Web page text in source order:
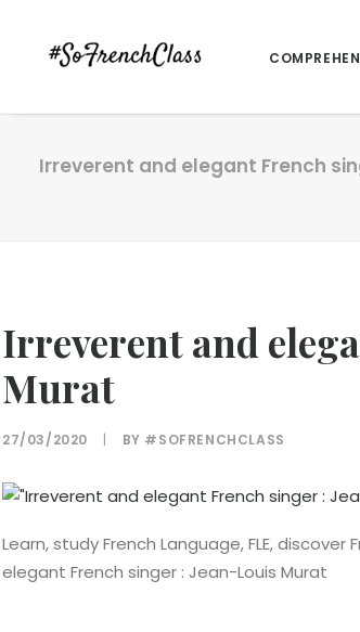
Irreverent and elegant French
Irreverent and
Murat
27/03/2020 | BY #SOFRENCHCLASS
Learn, study French Language, FLE,
elegant French singer : Jean-Louis Murat